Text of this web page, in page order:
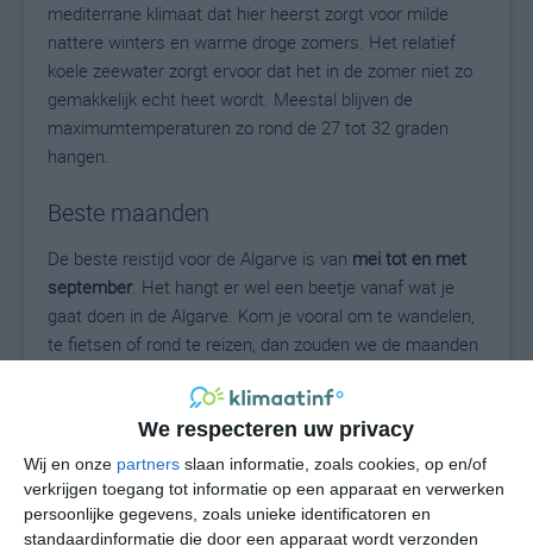
We respecteren uw privacy
Wij en onze partners slaan informatie, zoals cookies, op en/of
verkrijgen toegang tot informatie op een apparaat en verwerken
persoonlijke gegevens, zoals unieke identificatoren en
standaardinformatie die door een apparaat wordt verzonden
mediterrane klimaat dat hier heerst zorgt voor milde
nattere winters en warme droge zomers. Het relatief
koele zeewater zorgt ervoor dat het in de zomer niet zo
gemakkelijk echt heet wordt. Meestal blijven de
maximumtemperaturen zo rond de 27 tot 32 graden
hangen.
Beste maanden
De beste reistijd voor de Algarve is van mei tot en met
september. Het hangt er wel een beetje vanaf wat je
gaat doen in de Algarve. Kom je vooral om te wandelen,
te fietsen of rond te reizen, dan zouden we de maanden
ook al prima zijn. Oktober is qua temperatuur prima,
maar mogelijk wel wat natter.
Zon & kustverhalen aan de
Algarve met ANWB